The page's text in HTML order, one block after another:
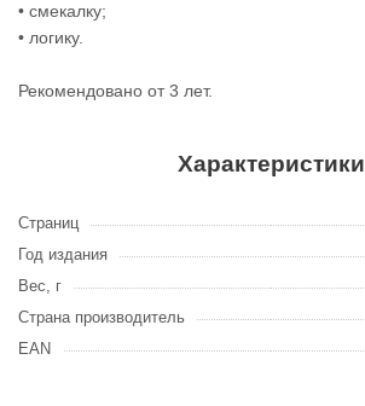
• смекалку;
• логику.
Рекомендовано от 3 лет.
Характеристики
Страниц
Год издания
Вес, г
Страна производитель
EAN